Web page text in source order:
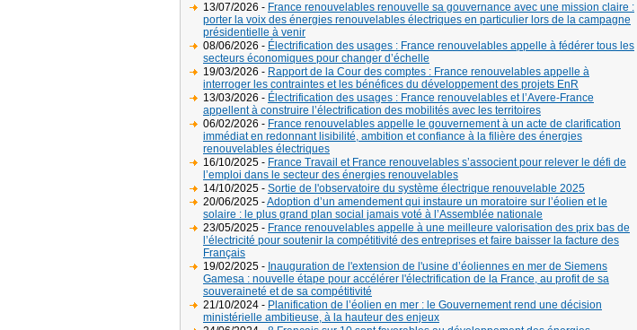
13/07/2026 - France renouvelables renouvelle sa gouvernance avec une mission claire :
porter la voix des énergies renouvelables électriques en particulier lors de la campagne
présidentielle à venir
08/06/2026 - Électrification des usages : France renouvelables appelle à fédérer tous les
secteurs économiques pour changer d’échelle
19/03/2026 - Rapport de la Cour des comptes : France renouvelables appelle à
interroger les contraintes et les bénéfices du développement des projets EnR
13/03/2026 - Électrification des usages : France renouvelables et l’Avere-France
appellent à construire l’électrification des mobilités avec les territoires
06/02/2026 - France renouvelables appelle le gouvernement à un acte de clarification
immédiat en redonnant lisibilité, ambition et confiance à la filière des énergies
renouvelables électriques
16/10/2025 - France Travail et France renouvelables s’associent pour relever le défi de
l’emploi dans le secteur des énergies renouvelables
14/10/2025 - Sortie de l'observatoire du système électrique renouvelable 2025
20/06/2025 -Adoption d’un amendement qui instaure un moratoire sur l’éolien et le
solaire : le plus grand plan social jamais voté à l’Assemblée nationale
23/05/2025 - France renouvelables appelle à une meilleure valorisation des prix bas de
l’électricité pour soutenir la compétitivité des entreprises et faire baisser la facture des
Français
19/02/2025 - Inauguration de l'extension de l'usine d’éoliennes en mer de Siemens
Gamesa : nouvelle étape pour accélérer l'électrification de la France, au profit de sa
souveraineté et de sa compétitivité
21/10/2024 - Planification de l’éolien en mer : le Gouvernement rend une décision
ministérielle ambitieuse, à la hauteur des enjeux